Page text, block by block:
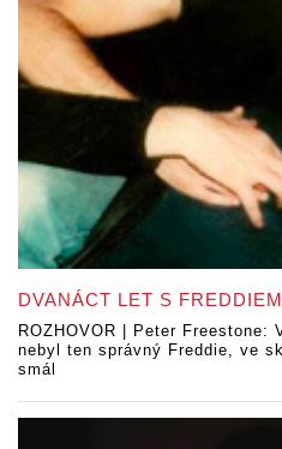
DVANÁCT LET S
ROZHOVOR | Peter Freestone:
nebyl ten správný Freddie, ve
smál